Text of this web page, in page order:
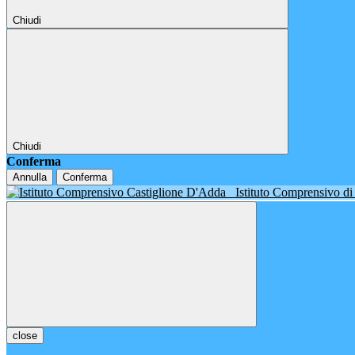
Chiudi
Chiudi
Conferma
Annulla Conferma
Istituto Comprensivo
close